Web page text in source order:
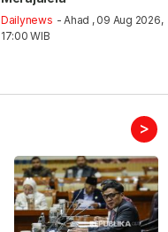
Dailynews - Ahad , 09 Aug 2026,
17:00 WIB
>